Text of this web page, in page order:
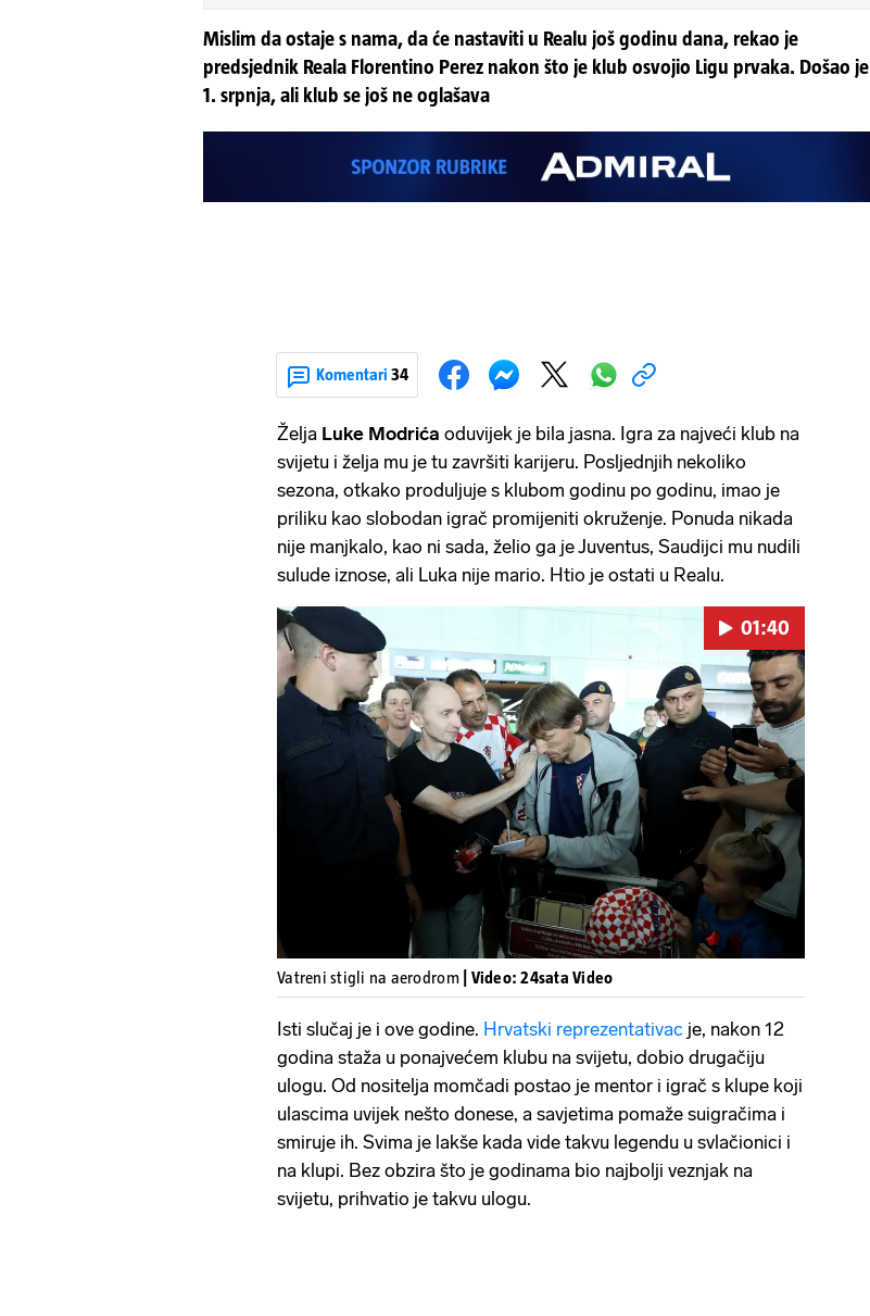
Mislim da ostaje s nama, da će nastaviti u Realu još godinu dana, rekao je
predsjednik Reala Florentino Perez nakon što je klub osvojio Ligu prvaka. Došao je
1. srpnja, ali klub se još ne oglašava
Komentari 34
Želja Luke Modrića oduvijek je bila jasna. Igra za najveći klub na
svijetu i želja mu je tu završiti karijeru. Posljednjih nekoliko
sezona, otkako produljuje s klubom godinu po godinu, imao je
priliku kao slobodan igrač promijeniti okruženje. Ponuda nikada
nije manjkalo, kao ni sada, želio ga je Juventus, Saudijci mu nudili
sulude iznose, ali Luka nije mario. Htio je ostati u Realu.
Pokretanje videa...
01:40
Vatreni stigli na aerodrom | Video: 24sata Video
Isti slučaj je i ove godine. Hrvatski reprezentativac je, nakon 12
godina staža u ponajvećem klubu na svijetu, dobio drugačiju
ulogu. Od nositelja momčadi postao je mentor i igrač s klupe koji
ulascima uvijek nešto donese, a savjetima pomaže suigračima i
smiruje ih. Svima je lakše kada vide takvu legendu u svlačionici i
na klupi. Bez obzira što je godinama bio najbolji veznjak na
svijetu, prihvatio je takvu ulogu.